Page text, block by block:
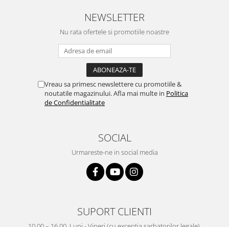
NEWSLETTER
Nu rata ofertele si promotiile noastre
Vreau sa primesc newslettere cu promotiile &
noutatile magazinului. Afla mai multe in Politica
de Confidentialitate
SOCIAL
Urmareste-ne in social media
SUPORT CLIENTI